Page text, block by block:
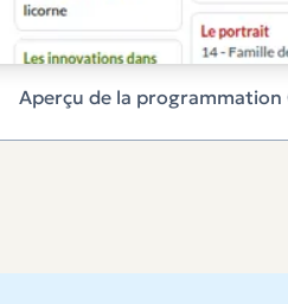
Aperçu de la programmation